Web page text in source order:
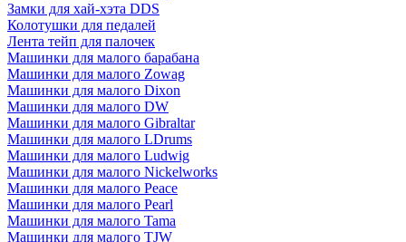
Замки для хай-хэта DDS
Колотушки для педалей
Лента тейп для палочек
Машинки для малого барабана
Машинки для малого Zowag
Машинки для малого Dixon
Машинки для малого DW
Машинки для малого Gibraltar
Машинки для малого LDrums
Машинки для малого Ludwig
Машинки для малого Nickelworks
Машинки для малого Peace
Машинки для малого Pearl
Машинки для малого Tama
Машинки для малого TJW